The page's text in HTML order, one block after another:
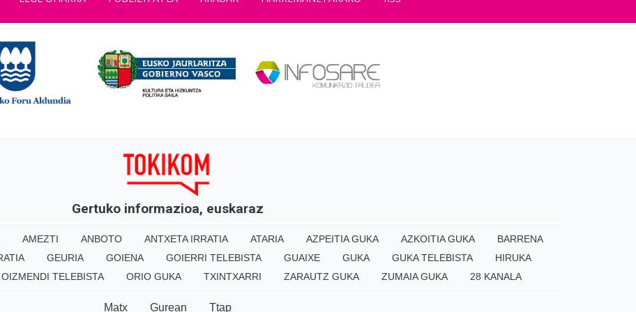
Gertuko informazioa, euskaraz
AMEZTI ANBOTO ANTXETA IRRATIA ATARIA AZPEITIA GUKA AZKOITIA GUKA
BARRENA
GEURIA GOIENA GOIERRI TELEBISTA GUAIXE GUKA GUKA TELEBISTA
HIRUKA
OIZMENDI TELEBISTA ORIO GUKA TXINTXARRI ZARAUTZ GUKA ZUMAIA GUKA 28 KANALA
Matx Gurean Ttap